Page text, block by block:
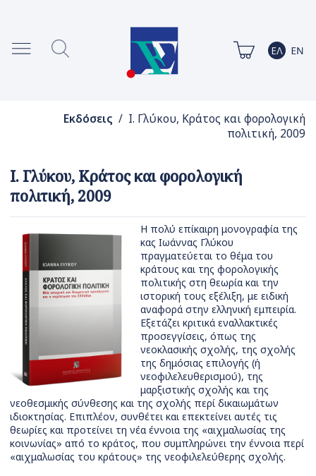
Εκδόσεις / Ι. Γλύκου, Κράτος και φορολογική
πολιτική, 2009
Ι. Γλύκου, Κράτος και φορολογική
πολιτική, 2009
Η πολύ επίκαιρη μονογραφία της
κας Ιωάννας Γλύκου
πραγματεύεται το θέμα του
κράτους και της φορολογικής
πολιτικής στη θεωρία και την
ιστορική τους εξέλιξη, με ειδική
αναφορά στην ελληνική εμπειρία.
Εξετάζει κριτικά εναλλακτικές
προσεγγίσεις, όπως της
νεοκλασικής σχολής, της σχολής
της δημόσιας επιλογής (ή
νεοφιλελευθερισμού), της
μαρξιστικής σχολής και της
νεοθεσμικής σύνθεσης και της σχολής περί δικαιωμάτων
ιδιοκτησίας. Επιπλέον, συνθέτει και επεκτείνει αυτές τις
θεωρίες και προτείνει τη νέα έννοια της «αιχμαλωσίας της
κοινωνίας» από το κράτος, που συμπληρώνει την έννοια περί
«αιχμαλωσίας του κράτους» της νεοφιλελεύθερης σχολής.